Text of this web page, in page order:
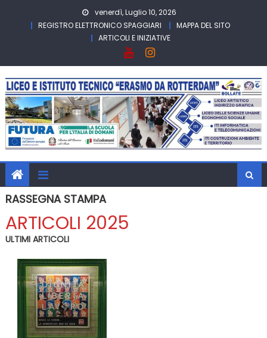
venerdì, Luglio 10, 2026
REGISTRO ELETTRONICO SPAGGIARI
MAPPA DEL SITO
ARTICOLI E INIZIATIVE
RASSEGNA STAMPA
ARTICOLI 2025
ULTIMI ARTICOLI